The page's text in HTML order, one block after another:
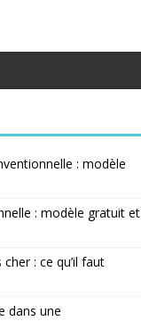
: modèle
: modèle gratuit et
: ce qu’il faut
dans une